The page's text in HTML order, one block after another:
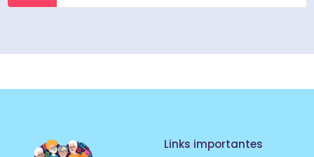
Links importantes